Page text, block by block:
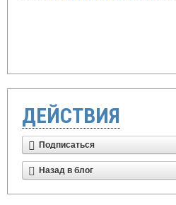
ДЕЙСТВИЯ
Подписаться
Назад в блог